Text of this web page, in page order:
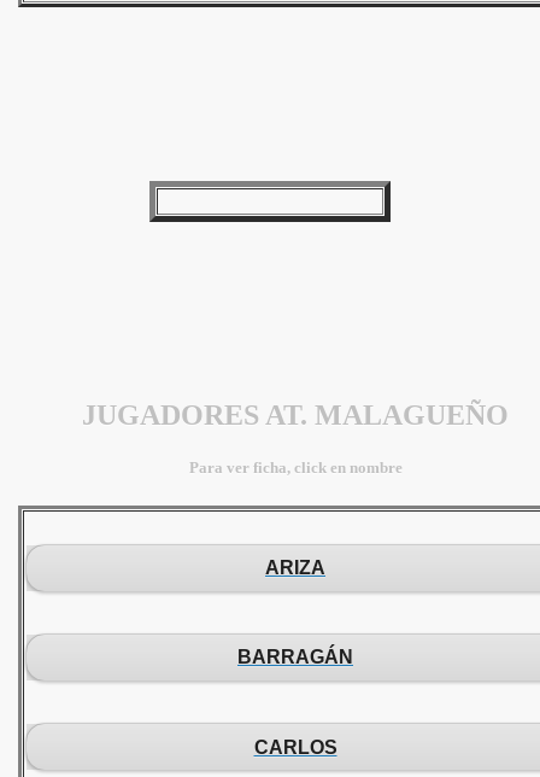
JUGADORES AT. MALAGUEÑO
Para ver ficha, click en nombre
ARIZA
BARRAGÁN
CARLOS